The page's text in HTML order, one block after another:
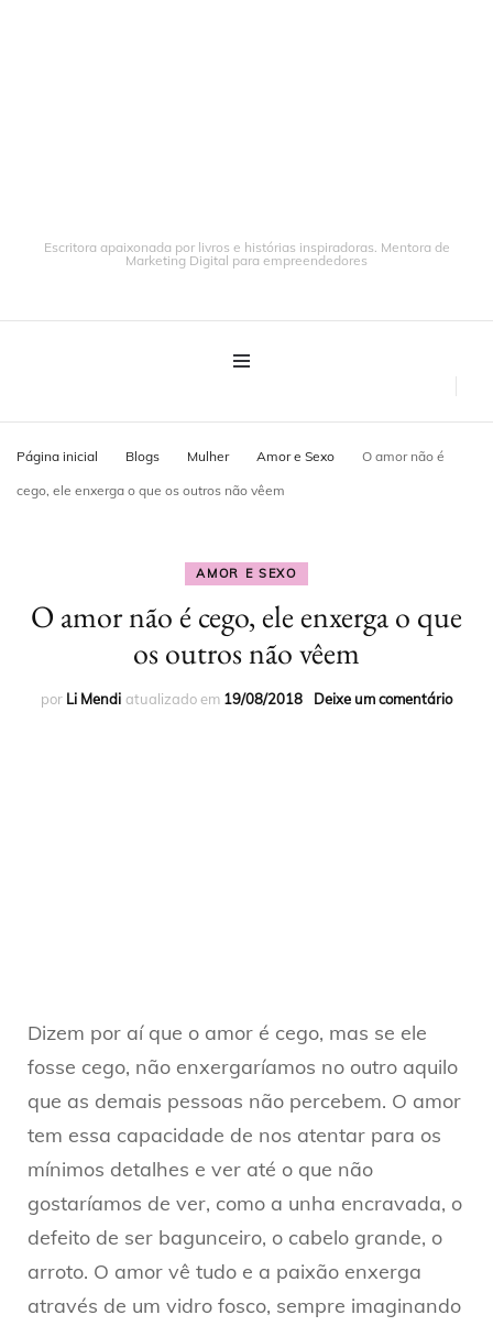
Escritora apaixonada por livros e histórias inspiradoras. Mentora de
Marketing Digital para empreendedores
Página inicial Blogs Mulher Amor e Sexo O amor não é
cego, ele enxerga o que os outros não vêem
AMOR E SEXO
O amor não é cego, ele enxerga o que
os outros não vêem
por Li Mendi atualizado em 19/08/2018 Deixe um comentário
Dizem por aí que o amor é cego, mas se ele
fosse cego, não enxergaríamos no outro aquilo
que as demais pessoas não percebem. O amor
tem essa capacidade de nos atentar para os
mínimos detalhes e ver até o que não
gostaríamos de ver, como a unha encravada, o
defeito de ser bagunceiro, o cabelo grande, o
arroto. O amor vê tudo e a paixão enxerga
através de um vidro fosco, sempre imaginando